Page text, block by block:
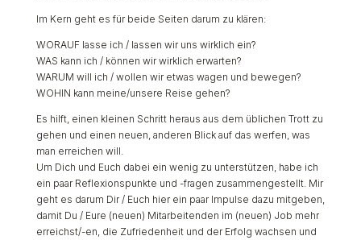
Im Kern geht es für beide Seiten darum zu klären:
WORAUF lasse ich / lassen wir uns wirklich ein?
WAS kann ich / können wir wirklich erwarten?
WARUM will ich / wollen wir etwas wagen und bewegen?
WOHIN kann meine/unsere Reise gehen?
Es hilft, einen kleinen Schritt heraus aus dem üblichen Trott zu
gehen und einen neuen, anderen Blick auf das werfen, was
man erreichen will.
Um Dich und Euch dabei ein wenig zu unterstützen, habe ich
ein paar Reflexionspunkte und -fragen zusammengestellt. Mir
geht es darum Dir / Euch hier ein paar Impulse dazu mitgeben,
damit Du / Eure (neuen) Mitarbeitenden im (neuen) Job mehr
erreichst/-en, die Zufriedenheit und der Erfolg wachsen und